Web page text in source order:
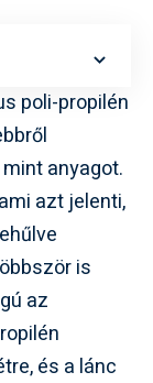
poli-propilén
anyagot.
azt jelenti,
is
az
és a lánc